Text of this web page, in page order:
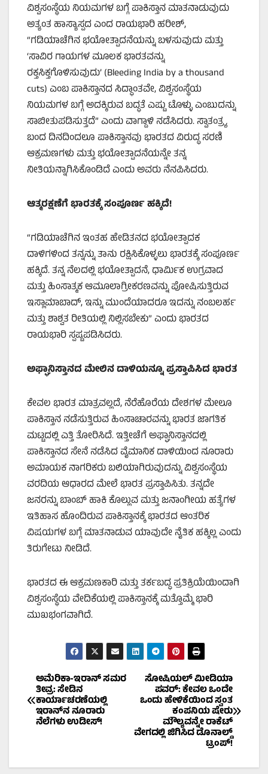
ವಿಶ್ವಸಂಸ್ಥೆಯ ನಿಯಮಗಳ ಬಗ್ಗೆ ಪಾಕಿಸ್ತಾನ ಮಾತನಾಡುವುದು
ಅತ್ಯಂತ ಹಾಸ್ಯಾಸ್ಪದ ಎಂದ ರಾಯಭಾರಿ ಹರೀಶ್,
“ಗಡಿಯಾಚೆಗಿನ ಭಯೋತ್ಪಾದನೆಯನ್ನು ಬಳಸುವುದು ಮತ್ತು
‘ಸಾವಿರ ಗಾಯಗಳ ಮೂಲಕ ಭಾರತವನ್ನು
ರಕ್ತಸಿಕ್ತಗೊಳಿಸುವುದು’ (Bleeding India by a thousand
cuts) ಎಂಬ ಪಾಕಿಸ್ತಾನದ ಸಿದ್ಧಾಂತವೇ, ವಿಶ್ವಸಂಸ್ಥೆಯ
ನಿಯಮಗಳ ಬಗ್ಗೆ ಅದಕ್ಕಿರುವ ಬದ್ಧತೆ ಎಷ್ಟು ಟೊಳ್ಳು ಎಂಬುದನ್ನು
ಸಾಬೀತುಪಡಿಸುತ್ತದೆ” ಎಂದು ವಾಗ್ದಾಳಿ ನಡೆಸಿದರು. ಸ್ವಾತಂತ್ರ್ಯ
ಬಂದ ದಿನದಿಂದಲೂ ಪಾಕಿಸ್ತಾನವು ಭಾರತದ ವಿರುದ್ಧ ಸರಣಿ
ಆಕ್ರಮಣಗಳು ಮತ್ತು ಭಯೋತ್ಪಾದನೆಯನ್ನೇ ತನ್ನ
ನೀತಿಯನ್ನಾಗಿಸಿಕೊಂಡಿದೆ ಎಂದು ಅವರು ನೆನಪಿಸಿದರು.
ಆತ್ಮರಕ್ಷಣೆಗೆ ಭಾರತಕ್ಕೆ ಸಂಪೂರ್ಣ ಹಕ್ಕಿದೆ!
“ಗಡಿಯಾಚೆಗಿನ ಇಂತಹ ಹೇಡಿತನದ ಭಯೋತ್ಪಾದಕ
ದಾಳಿಗಳಿಂದ ತನ್ನನ್ನು ತಾನು ರಕ್ಷಿಸಿಕೊಳ್ಳಲು ಭಾರತಕ್ಕೆ ಸಂಪೂರ್ಣ
ಹಕ್ಕಿದೆ. ತನ್ನ ನೆಲದಲ್ಲಿ ಭಯೋತ್ಪಾದನೆ, ಧಾರ್ಮಿಕ ಉಗ್ರವಾದ
ಮತ್ತು ಹಿಂಸಾತ್ಮಕ ಆಮೂಲಾಗ್ರೀಕರಣವನ್ನು ಪೋಷಿಸುತ್ತಿರುವ
ಇಸ್ಲಾಮಾಬಾದ್, ಇನ್ನು ಮುಂದೆಯಾದರೂ ಇದನ್ನು ನಂಬಲರ್ಹ
ಮತ್ತು ಶಾಶ್ವತ ರೀತಿಯಲ್ಲಿ ನಿಲ್ಲಿಸಬೇಕು” ಎಂದು ಭಾರತದ
ರಾಯಭಾರಿ ಸ್ಪಷ್ಟಪಡಿಸಿದರು.
ಅಫ್ಘಾನಿಸ್ತಾನದ ಮೇಲಿನ ದಾಳಿಯನ್ನೂ ಪ್ರಸ್ತಾಪಿಸಿದ ಭಾರತ
ಕೇವಲ ಭಾರತ ಮಾತ್ರವಲ್ಲದೆ, ನೆರೆಹೊರೆಯ ದೇಶಗಳ ಮೇಲೂ
ಪಾಕಿಸ್ತಾನ ನಡೆಸುತ್ತಿರುವ ಹಿಂಸಾಚಾರವನ್ನು ಭಾರತ ಜಾಗತಿಕ
ಮಟ್ಟದಲ್ಲಿ ಎತ್ತಿ ತೋರಿಸಿದೆ. ಇತ್ತೀಚೆಗೆ ಅಫ್ಘಾನಿಸ್ತಾನದಲ್ಲಿ
ಪಾಕಿಸ್ತಾನದ ಸೇನೆ ನಡೆಸಿದ ವೈಮಾನಿಕ ದಾಳಿಯಿಂದ ನೂರಾರು
ಅಮಾಯಕ ನಾಗರಿಕರು ಬಲಿಯಾಗಿರುವುದನ್ನು ವಿಶ್ವಸಂಸ್ಥೆಯ
ವರದಿಯ ಆಧಾರದ ಮೇಲೆ ಭಾರತ ಪ್ರಸ್ತಾಪಿಸಿತು. ತನ್ನದೇ
ಜನರನ್ನು ಬಾಂಬ್ ಹಾಕಿ ಕೊಲ್ಲುವ ಮತ್ತು ಜನಾಂಗೀಯ ಹತ್ಯೆಗಳ
ಇತಿಹಾಸ ಹೊಂದಿರುವ ಪಾಕಿಸ್ತಾನಕ್ಕೆ ಭಾರತದ ಆಂತರಿಕ
ವಿಷಯಗಳ ಬಗ್ಗೆ ಮಾತನಾಡುವ ಯಾವುದೇ ನೈತಿಕ ಹಕ್ಕಿಲ್ಲ ಎಂದು
ತಿರುಗೇಟು ನೀಡಿದೆ.
ಭಾರತದ ಈ ಆಕ್ರಮಣಕಾರಿ ಮತ್ತು ತರ್ಕಬದ್ಧ ಪ್ರತಿಕ್ರಿಯೆಯಿಂದಾಗಿ
ವಿಶ್ವಸಂಸ್ಥೆಯ ವೇದಿಕೆಯಲ್ಲಿ ಪಾಕಿಸ್ತಾನಕ್ಕೆ ಮತ್ತೊಮ್ಮೆ ಭಾರಿ
ಮುಖಭಂಗವಾಗಿದೆ.
Post
navigation
ಸೋಷಿಯಲ್ ಮೀಡಿಯಾ
ಪವರ್: ಕೇವಲ ಒಂದೇ
ಒಂದು ಹೇಳಿಕೆಯಿಂದ ಸ್ವಂತ
ಕಂಪನಿಯ ಷೇರು
ಮೌಲ್ಯವನ್ನೇ ರಾಕೆಟ್
ವೇಗದಲ್ಲಿ ಜಿಗಿಸಿದ ಡೊನಾಲ್ಡ್
ಟ್ರಂಪ್!
ಅಮೆರಿಕಾ-ಇರಾನ್ ಸಮರ
ತೀವ್ರ: ಸೇಡಿನ
ಕಾರ್ಯಾಚರಣೆಯಲ್ಲಿ
ಇರಾನ್‌ನ ನೂರಾರು
ನೆಲೆಗಳು ಉಡೀಸ್!